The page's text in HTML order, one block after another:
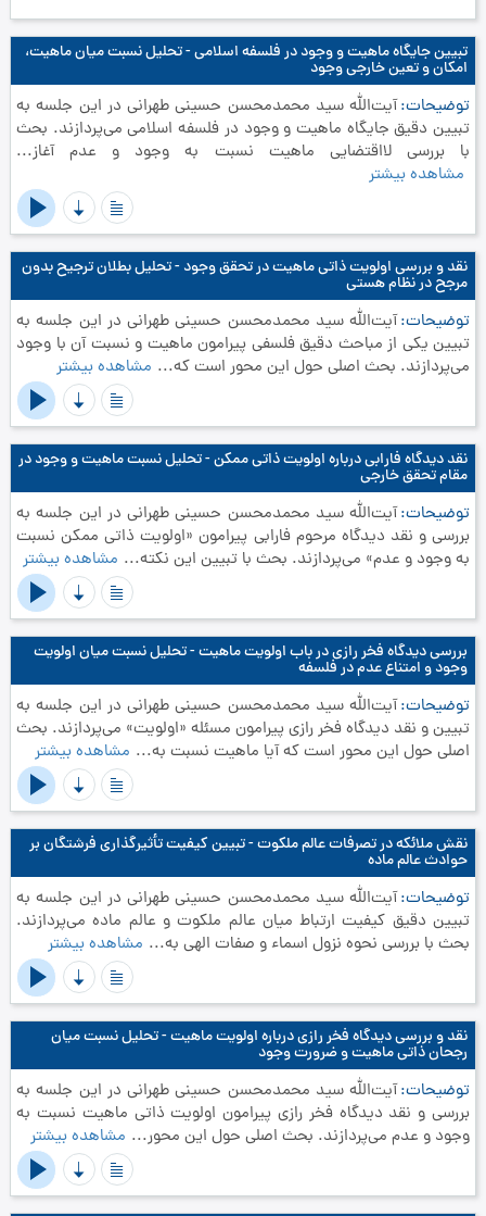
تبیین جایگاه ماهیت و وجود در فلسفه اسلامی - تحلیل نسبت میان ماهیت،
امکان و تعین خارجی وجود
توضیحات آیت‌الله سید محمدمحسن حسینی طهرانی در این جلسه به
تبیین دقیق جایگاه ماهیت و وجود در فلسفه اسلامی می‌پردازند. بحث
با بررسی لااقتضایی ماهیت نسبت به وجود و عدم آغاز...
مشاهده بیشتر
نقد و بررسی اولویت ذاتی ماهیت در تحقق وجود - تحلیل بطلان ترجیح بدون
مرجح در نظام هستی
توضیحات آیت‌الله سید محمدمحسن حسینی طهرانی در این جلسه به
تبیین یکی از مباحث دقیق فلسفی پیرامون ماهیت و نسبت آن با وجود
می‌پردازند. بحث اصلی حول این محور است که... مشاهده بیشتر
نقد دیدگاه فارابی درباره اولویت ذاتی ممکن - تحلیل نسبت ماهیت و وجود در
مقام تحقق خارجی
توضیحات آیت‌الله سید محمدمحسن حسینی طهرانی در این جلسه به
بررسی و نقد دیدگاه مرحوم فارابی پیرامون «اولویت ذاتی ممکن نسبت
به وجود و عدم» می‌پردازند. بحث با تبیین این نکته... مشاهده بیشتر
بررسی دیدگاه فخر رازی در باب اولویت ماهیت - تحلیل نسبت میان اولویت
وجود و امتناع عدم در فلسفه
توضیحات آیت‌الله سید محمدمحسن حسینی طهرانی در این جلسه به
تبیین و نقد دیدگاه فخر رازی پیرامون مسئله «اولویت» می‌پردازند. بحث
اصلی حول این محور است که آیا ماهیت نسبت به... مشاهده بیشتر
نقش ملائکه در تصرفات عالم ملکوت - تبیین کیفیت تأثیرگذاری فرشتگان بر
حوادث عالم ماده
توضیحات آیت‌الله سید محمدمحسن حسینی طهرانی در این جلسه به
تبیین دقیق کیفیت ارتباط میان عالم ملکوت و عالم ماده می‌پردازند.
بحث با بررسی نحوه نزول اسماء و صفات الهی به... مشاهده بیشتر
نقد و بررسی دیدگاه فخر رازی درباره اولویت ماهیت - تحلیل نسبت میان
رجحان ذاتی ماهیت و ضرورت وجود
توضیحات آیت‌الله سید محمدمحسن حسینی طهرانی در این جلسه به
بررسی و نقد دیدگاه فخر رازی پیرامون اولویت ذاتی ماهیت نسبت به
وجود و عدم می‌پردازند. بحث اصلی حول این محور... مشاهده بیشتر